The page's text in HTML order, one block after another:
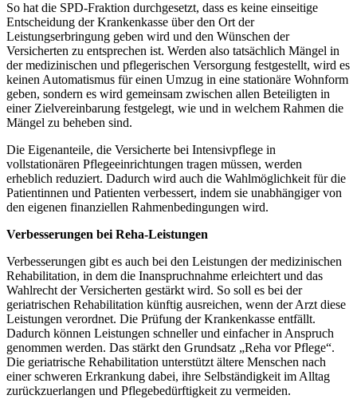
So hat die SPD-Fraktion durchgesetzt, dass es keine einseitige
Entscheidung der Krankenkasse über den Ort der
Leistungserbringung geben wird und den Wünschen der
Versicherten zu entsprechen ist. Werden also tatsächlich Mängel in
der medizinischen und pflegerischen Versorgung festgestellt, wird es
keinen Automatismus für einen Umzug in eine stationäre Wohnform
geben, sondern es wird gemeinsam zwischen allen Beteiligten in
einer Zielvereinbarung festgelegt, wie und in welchem Rahmen die
Mängel zu beheben sind.
Die Eigenanteile, die Versicherte bei Intensivpflege in
vollstationären Pflegeeinrichtungen tragen müssen, werden
erheblich reduziert. Dadurch wird auch die Wahlmöglichkeit für die
Patientinnen und Patienten verbessert, indem sie unabhängiger von
den eigenen finanziellen Rahmenbedingungen wird.
Verbesserungen bei Reha-Leistungen
Verbesserungen gibt es auch bei den Leistungen der medizinischen
Rehabilitation, in dem die Inanspruchnahme erleichtert und das
Wahlrecht der Versicherten gestärkt wird. So soll es bei der
geriatrischen Rehabilitation künftig ausreichen, wenn der Arzt diese
Leistungen verordnet. Die Prüfung der Krankenkasse entfällt.
Dadurch können Leistungen schneller und einfacher in Anspruch
genommen werden. Das stärkt den Grundsatz „Reha vor Pflege“.
Die geriatrische Rehabilitation unterstützt ältere Menschen nach
einer schweren Erkrankung dabei, ihre Selbständigkeit im Alltag
zurückzuerlangen und Pflegebedürftigkeit zu vermeiden.